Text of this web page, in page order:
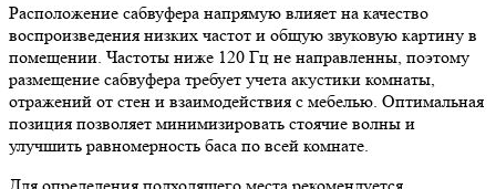
Расположение сабвуфера напрямую влияет на качество
воспроизведения низких частот и общую звуковую картину в
помещении. Частоты ниже 120 Гц не направленны, поэтому
размещение сабвуфера требует учета акустики комнаты,
отражений от стен и взаимодействия с мебелью. Оптимальная
позиция позволяет минимизировать стоячие волны и
улучшить равномерность баса по всей комнате.